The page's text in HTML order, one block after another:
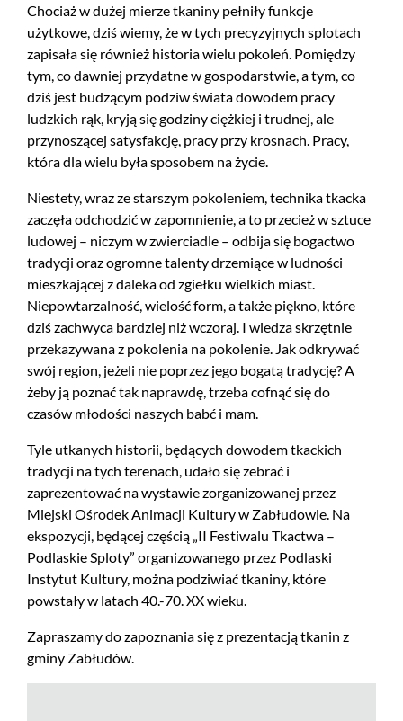
Chociaż w dużej mierze tkaniny pełniły funkcje
użytkowe, dziś wiemy, że w tych precyzyjnych splotach
zapisała się również historia wielu pokoleń. Pomiędzy
tym, co dawniej przydatne w gospodarstwie, a tym, co
dziś jest budzącym podziw świata dowodem pracy
ludzkich rąk, kryją się godziny ciężkiej i trudnej, ale
przynoszącej satysfakcję, pracy przy krosnach. Pracy,
która dla wielu była sposobem na życie.
Niestety, wraz ze starszym pokoleniem, technika tkacka
zaczęła odchodzić w zapomnienie, a to przecież w sztuce
ludowej – niczym w zwierciadle – odbija się bogactwo
tradycji oraz ogromne talenty drzemiące w ludności
mieszkającej z daleka od zgiełku wielkich miast.
Niepowtarzalność, wielość form, a także piękno, które
dziś zachwyca bardziej niż wczoraj. I wiedza skrzętnie
przekazywana z pokolenia na pokolenie. Jak odkrywać
swój region, jeżeli nie poprzez jego bogatą tradycję? A
żeby ją poznać tak naprawdę, trzeba cofnąć się do
czasów młodości naszych babć i mam.
Tyle utkanych historii, będących dowodem tkackich
tradycji na tych terenach, udało się zebrać i
zaprezentować na wystawie zorganizowanej przez
Miejski Ośrodek Animacji Kultury w Zabłudowie. Na
ekspozycji, będącej częścią „II Festiwalu Tkactwa –
Podlaskie Sploty” organizowanego przez Podlaski
Instytut Kultury, można podziwiać tkaniny, które
powstały w latach 40.-70. XX wieku.
Zapraszamy do zapoznania się z prezentacją tkanin z
gminy Zabłudów.